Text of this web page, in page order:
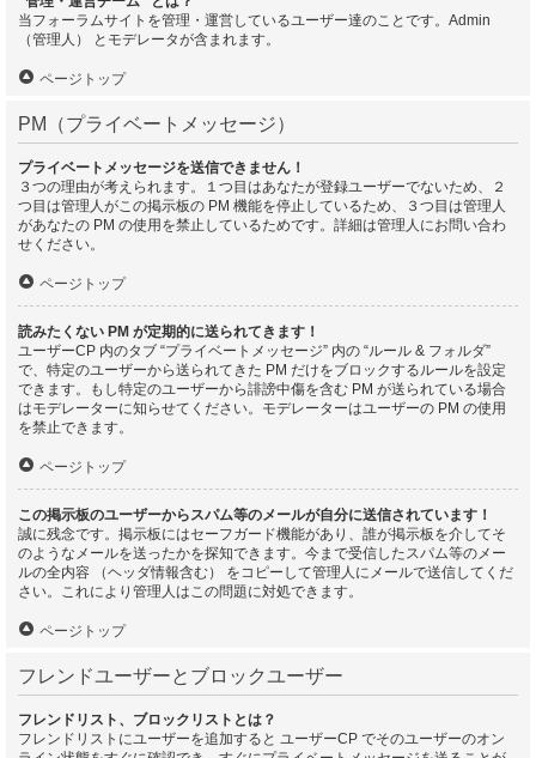
当フォーラムサイトを管理・運営しているユーザー達のことです。Admin
（管理人） とモデレータが含まれます。
ページトップ
PM（プライベートメッセージ）
プライベートメッセージを送信できません！
３つの理由が考えられます。１つ目はあなたが登録ユーザーでないため、２
つ目は管理人がこの掲示板の PM 機能を停止しているため、３つ目は管理人
があなたの PM の使用を禁止しているためです。詳細は管理人にお問い合わ
せください。
ページトップ
読みたくない PM が定期的に送られてきます！
ユーザーCP 内のタブ “プライベートメッセージ” 内の “ルール & フォルダ”
で、特定のユーザーから送られてきた PM だけをブロックするルールを設定
できます。もし特定のユーザーから誹謗中傷を含む PM が送られている場合
はモデレーターに知らせてください。モデレーターはユーザーの PM の使用
を禁止できます。
ページトップ
この掲示板のユーザーからスパム等のメールが自分に送信されています！
誠に残念です。掲示板にはセーフガード機能があり、誰が掲示板を介してそ
のようなメールを送ったかを探知できます。今まで受信したスパム等のメー
ルの全内容 （ヘッダ情報含む） をコピーして管理人にメールで送信してくだ
さい。これにより管理人はこの問題に対処できます。
ページトップ
フレンドユーザーとブロックユーザー
フレンドリスト、ブロックリストとは？
フレンドリストにユーザーを追加すると ユーザーCP でそのユーザーのオン